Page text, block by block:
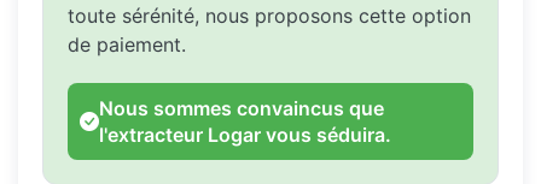
toute sérénité, nous proposons cette option
de paiement.
Nous sommes convaincus que
l'extracteur Logar vous séduira.